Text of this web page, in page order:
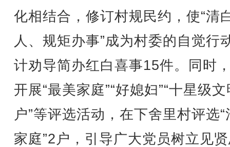
化相结合，修订村规民约，使“清
人、规矩办事”成为村委的自觉行
计劝导简办红白喜事15件。同时
开展“最美家庭”“好媳妇”“十星级
户”等评选活动，在下舍里村评选“
家庭”2户，引导广大党员树立见